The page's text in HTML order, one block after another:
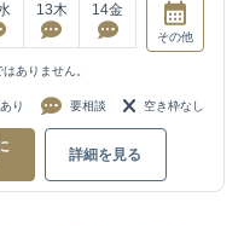
13木 14金
その他
ありません。
り 要相談 空き枠なし
詳細を見る